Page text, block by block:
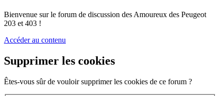
Bienvenue sur le forum de discussion des Amoureux des Peugeot
203 et 403 !
Accéder au contenu
Supprimer les cookies
Êtes-vous sûr de vouloir supprimer les cookies de ce forum ?